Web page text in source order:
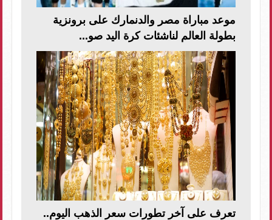
موعد مباراة مصر والدنمارك على برونزية
بطولة العالم لناشئات كرة اليد صو...
تعرف على آخر تطورات سعر الذهب اليوم..